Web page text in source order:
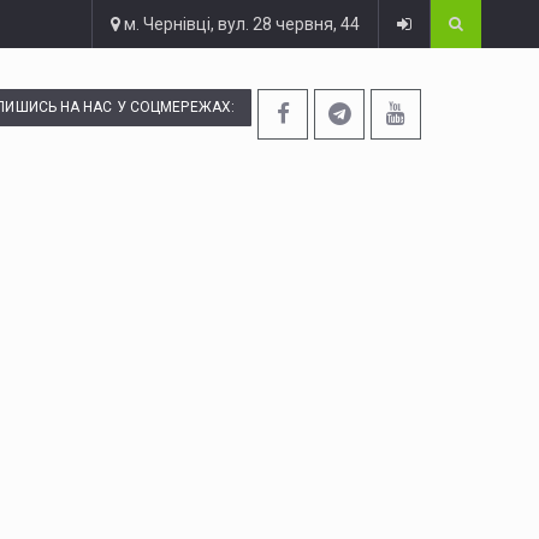
м. Чернівці, вул. 28 червня, 44
НА НАС У СОЦМЕРЕЖАХ: